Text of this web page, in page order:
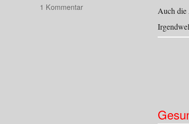
Auch die
1 Kommentarzu